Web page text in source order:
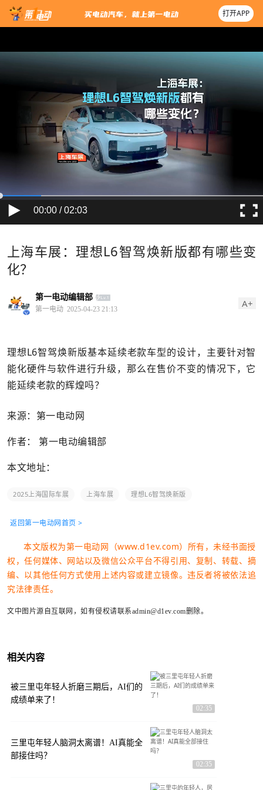
打开APP
00:00 / 02:03
上海车展：理想L6智驾焕新版都有哪些变
化？
第一电动编辑部
第一电动 2025-04-23 21:13 A+
理想L6智驾焕新版基本延续老款车型的设计，主要针对智
能化硬件与软件进行升级，那么在售价不变的情况下，它
能延续老款的辉煌吗？
来源：第一电动网
作者： 第一电动编辑部
本文地址：
2025上海国际车展 上海车展 理想L6智驾焕新版
返回第一电动网首页 >
本文版权为第一电动网（www.d1ev.com）所有，未经书面授
权，任何媒体、网站以及微信公众平台不得引用、复制、转载、摘
编、以其他任何方式使用上述内容或建立镜像。违反者将被依法追
究法律责任。
文中图片源自互联网，如有侵权请联系admin@d1ev.com删除。
相关内容
被三里屯年轻人折磨三期后，AI们的
成绩单来了！
02:35
三里屯年轻人脑洞太离谱！AI真能全
部接住吗？
02:35